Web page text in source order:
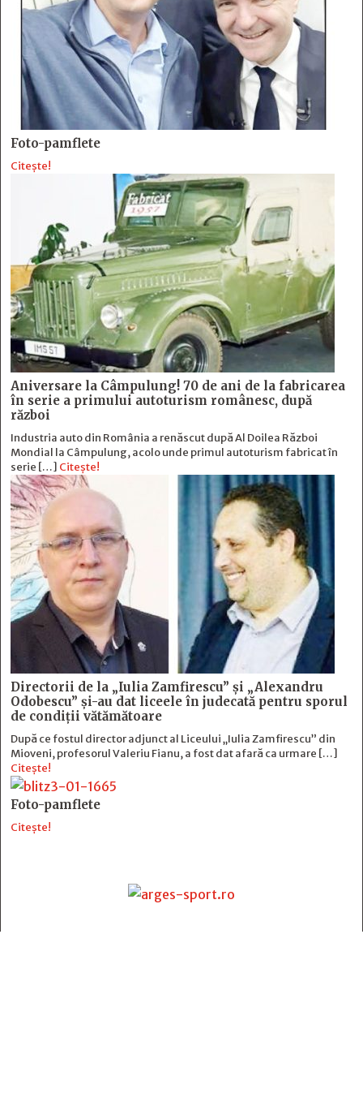
Foto-pamflete
Citește!
Aniversare la Câmpulung! 70 de ani de la fabricarea
în serie a primului autoturism românesc, după
război
Industria auto din România a renăscut după Al Doilea Război
Mondial la Câmpulung, acolo unde primul autoturism fabricat în
serie […] Citește!
Directorii de la „Iulia Zamfirescu” și „Alexandru
Odobescu” și-au dat liceele în judecată pentru sporul
de condiții vătămătoare
După ce fostul director adjunct al Liceului „Iulia Zamfirescu” din
Mioveni, profesorul Valeriu Fianu, a fost dat afară ca urmare […]
Citește!
Foto-pamflete
Citește!